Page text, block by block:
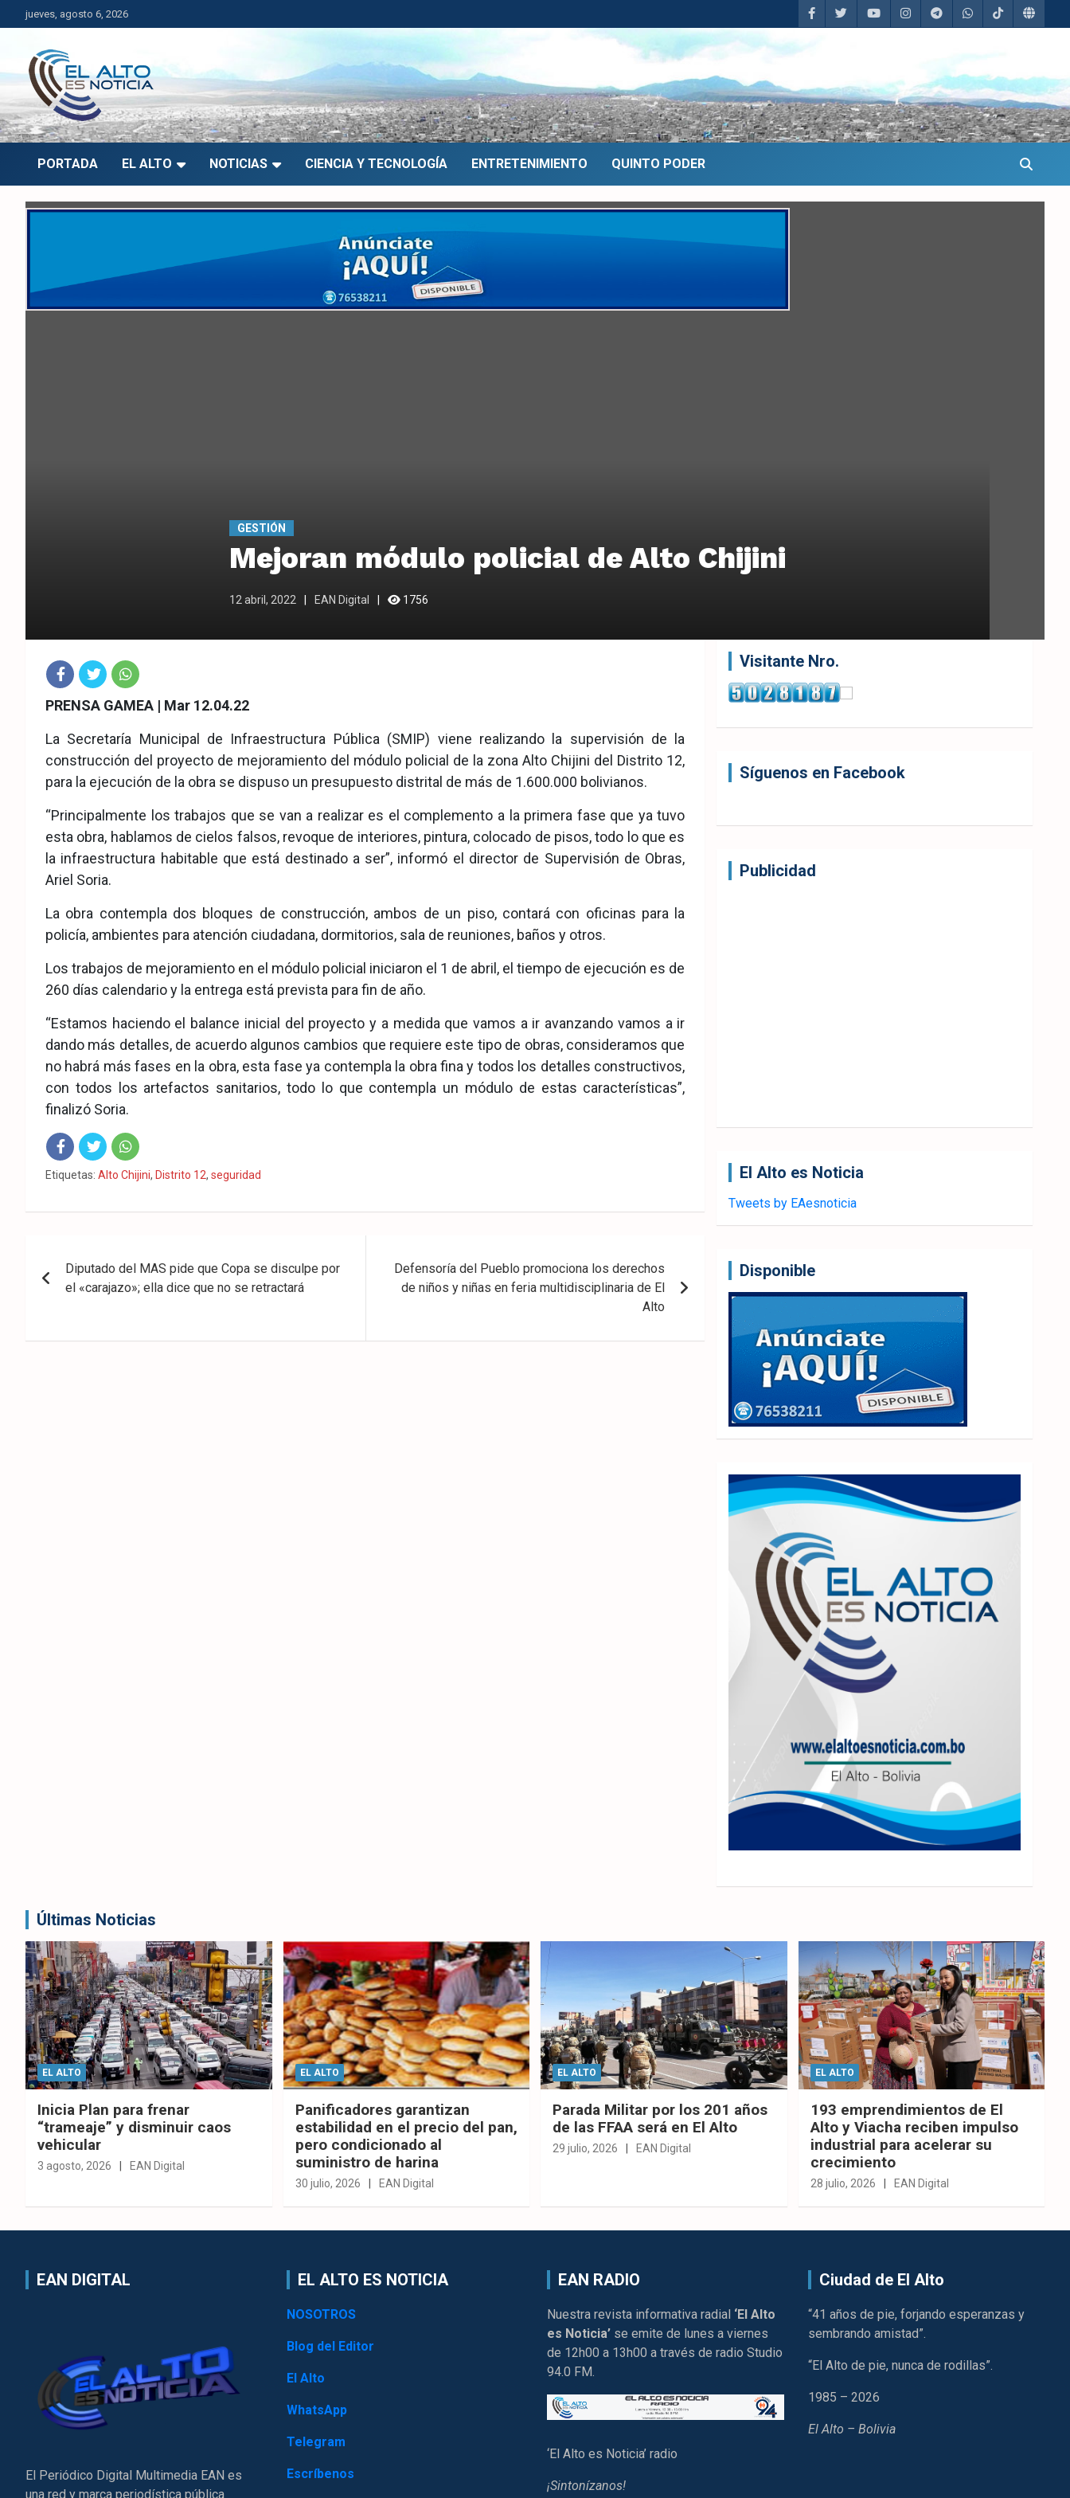
Saltar
al
contenido
jueves, agosto 6, 2026
El Alto es Noticia
Últimas noticias de El Alto, Bolivia y el mundo.
PORTADA EL ALTO NOTICIAS CIENCIA Y TECNOLOGÍA ENTRETENIMIENTO QUINTO PODER
GESTIÓN
Mejoran módulo policial de Alto Chijini
12 abril, 2022 EAN Digital 1756
Fac
ook
Twit Wha
tsA
pp
PRENSA GAMEA | Mar 12.04.22
La Secretaría Municipal de Infraestructura Pública (SMIP) viene realizando la supervisión de la
construcción del proyecto de mejoramiento del módulo policial de la zona Alto Chijini del Distrito 12,
para la ejecución de la obra se dispuso un presupuesto distrital de más de 1.600.000 bolivianos.
“Principalmente los trabajos que se van a realizar es el complemento a la primera fase que ya tuvo
esta obra, hablamos de cielos falsos, revoque de interiores, pintura, colocado de pisos, todo lo que es
la infraestructura habitable que está destinado a ser”, informó el director de Supervisión de Obras,
Ariel Soria.
La obra contempla dos bloques de construcción, ambos de un piso, contará con oficinas para la
policía, ambientes para atención ciudadana, dormitorios, sala de reuniones, baños y otros.
Los trabajos de mejoramiento en el módulo policial iniciaron el 1 de abril, el tiempo de ejecución es de
260 días calendario y la entrega está prevista para fin de año.
“Estamos haciendo el balance inicial del proyecto y a medida que vamos a ir avanzando vamos a ir
dando más detalles, de acuerdo algunos cambios que requiere este tipo de obras, consideramos que
no habrá más fases en la obra, esta fase ya contempla la obra fina y todos los detalles constructivos,
con todos los artefactos sanitarios, todo lo que contempla un módulo de estas características”,
finalizó Soria.
Fac Twit Wha
Etiquetas: Alto Chijini, Distrito 12, seguridad
de
Diputado del MAS pide que Copa se disculpe por
el «carajazo»; ella dice que no se retractará
Defensoría del Pueblo promociona los derechos
de niños y niñas en feria multidisciplinaria de El
Alto
Visitante Nro.
Síguenos en Facebook
Publicidad
El Alto es Noticia
Tweets by EAesnoticia
Disponible
Últimas Noticias
EL ALTO
Inicia Plan para frenar
“trameaje” y disminuir caos
vehicular
3 agosto, 2026 EAN Digital
EL ALTO
Panificadores garantizan
estabilidad en el precio del pan,
pero condicionado al
suministro de harina
30 julio, 2026 EAN Digital
EL ALTO
Parada Militar por los 201 años
de las FFAA será en El Alto
29 julio, 2026 EAN Digital
EL ALTO
193 emprendimientos de El
Alto y Viacha reciben impulso
industrial para acelerar su
crecimiento
28 julio, 2026 EAN Digital
EAN DIGITAL
El Periódico Digital Multimedia EAN es
una red y marca periodística pública
EL ALTO ES NOTICIA
NOSOTROS
Blog del Editor
El Alto
WhatsApp
Telegram
Escríbenos
EAN RADIO
Nuestra revista informativa radial ‘El Alto
es Noticia’ se emite de lunes a viernes
de 12h00 a 13h00 a través de radio Studio
94.0 FM.
‘El Alto es Noticia’ radio
¡Sintonízanos!
Ciudad de El Alto
“41 años de pie, forjando esperanzas y
sembrando amistad”.
“El Alto de pie, nunca de rodillas”.
1985 – 2026
El Alto – Bolivia